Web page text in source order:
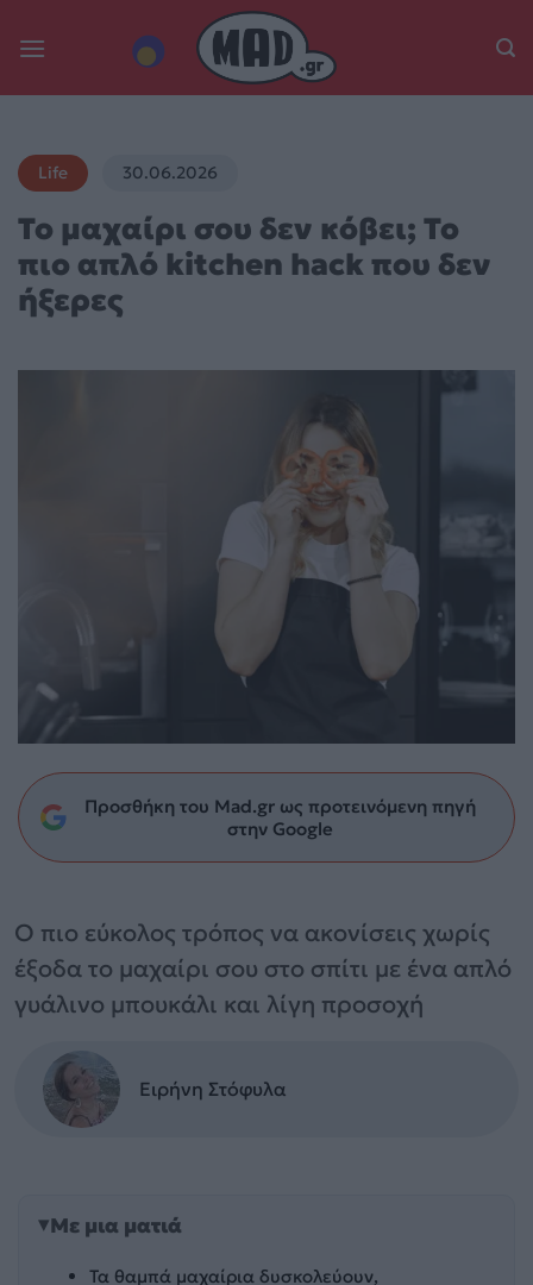
Life 30.06.2026
Το μαχαίρι σου δεν κόβει; Το
πιο απλό kitchen hack που δεν
ήξερες
Προσθήκη του Mad.gr ως προτεινόμενη πηγή
στην Google
Ο πιο εύκολος τρόπος να ακονίσεις χωρίς
έξοδα το μαχαίρι σου στο σπίτι με ένα απλό
γυάλινο μπουκάλι και λίγη προσοχή
Ειρήνη Στόφυλα
Με μια ματιά
Τα θαμπά μαχαίρια δυσκολεύουν,